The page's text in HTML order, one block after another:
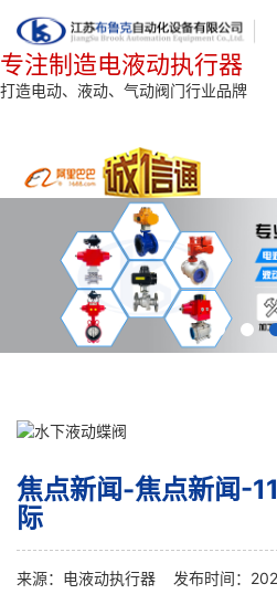
专注制造电液动执行器
打造电动、液动、气动阀门行业品牌
焦点新闻-焦点新闻-
际
来源： 电液动执行器 发布时间：